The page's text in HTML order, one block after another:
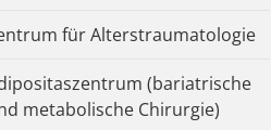
für Alterstraumatologie
(bariatrische
metabolische Chirurgie)